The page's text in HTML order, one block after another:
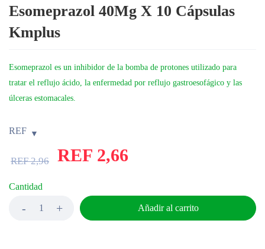
Esomeprazol 40Mg X 10 Cápsulas
Kmplus
Esomeprazol es un inhibidor de la bomba de protones utilizado para
tratar el reflujo ácido, la enfermedad por reflujo gastroesofágico y las
úlceras estomacales.
REF
REF2,96 REF 2,66
Cantidad
Añadir al carrito